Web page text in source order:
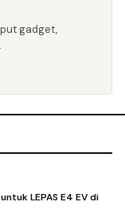
gadget,
LEPAS E4 EV di